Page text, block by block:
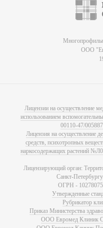
ООО
Лицензии на осуществление
использованием
00110-47/
Лицензия на осуществление
средств, психотропных
наркосодержащих растений
Лицензирующий орган:
Санкт-
ОГРН -
Утвержденные
Рубрикатор
Приказ Министерства
ООО Евромед Клиник